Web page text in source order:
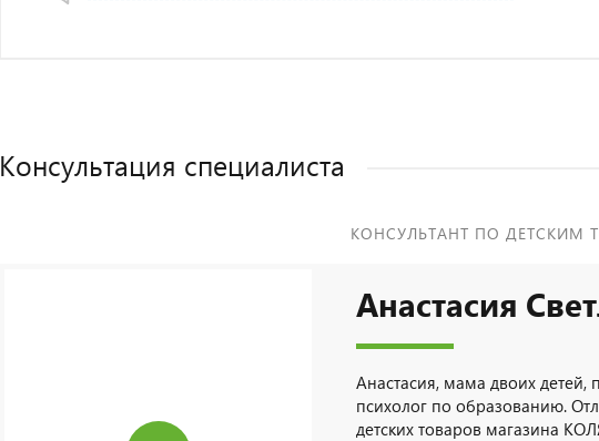
Консультация специалиста
КОНСУЛЬТАНТ ПО ДЕТСКИМ
Анастасия
Анастасия, мама двоих детей,
психолог по образованию.
детских товаров магазина